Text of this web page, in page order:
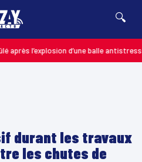
🔍
d’une balle antistress
durant les travaux
les chutes de